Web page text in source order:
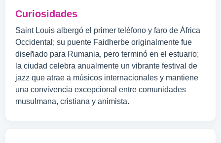
Curiosidades
Saint Louis albergó el primer teléfono y faro de África
Occidental; su puente Faidherbe originalmente fue
diseñado para Rumania, pero terminó en el estuario;
la ciudad celebra anualmente un vibrante festival de
jazz que atrae a músicos internacionales y mantiene
una convivencia excepcional entre comunidades
musulmana, cristiana y animista.